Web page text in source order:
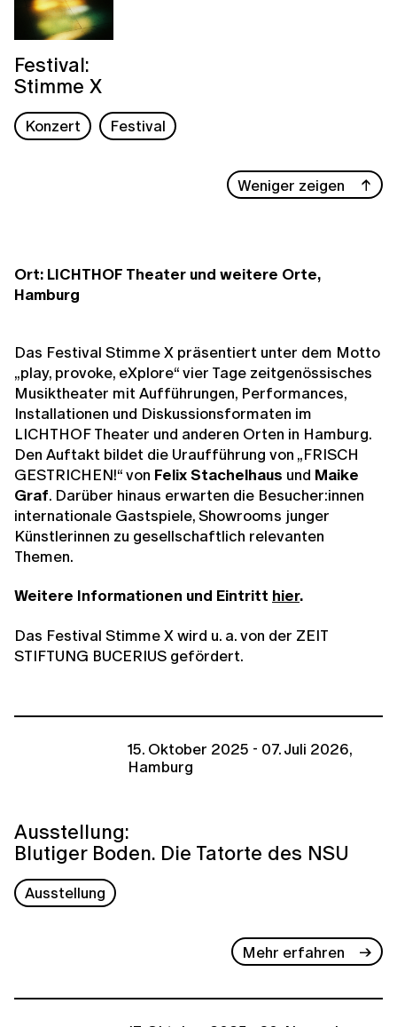
Festival:
Stimme X
Konzert Festival
Weniger zeigen
Ort: LICHTHOF Theater und weitere Orte,
Hamburg
Das Festival Stimme X präsentiert unter dem Motto
„play, provoke, eXplore“ vier Tage zeitgenössisches
Musiktheater mit Aufführungen, Performances,
Installationen und Diskussionsformaten im
LICHTHOF Theater und anderen Orten in Hamburg.
Den Auftakt bildet die Uraufführung von „FRISCH
GESTRICHEN!“ von Felix Stachelhaus und Maike
Graf. Darüber hinaus erwarten die Besucher:innen
internationale Gastspiele, Showrooms junger
Künstlerinnen zu gesellschaftlich relevanten
Themen.
Weitere Informationen und Eintritt hier.
Das Festival Stimme X wird u. a. von der ZEIT
STIFTUNG BUCERIUS gefördert.
15. Oktober 2025 - 07. Juli 2026,
Hamburg
Ausstellung:
Blutiger Boden. Die Tatorte des NSU
Ausstellung
Mehr erfahren